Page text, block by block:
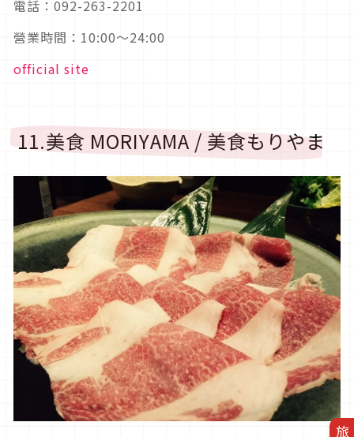
電話：092-263-2201
營業時間：10:00～24:00
official site
11.美食 MORIYAMA / 美食もりやま